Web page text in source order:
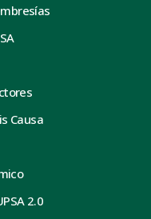
Causa
2.0